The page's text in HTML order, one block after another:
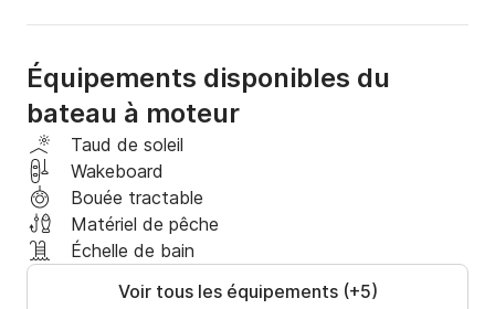
wakeboard, une bouée tractée, une sono USB et
AUX, une batterie portable pour charger les
téléphones ou autres, 7 gilets de sauvetage.
Laissez-vous séduire par la liberté de naviguer et
explorez les eaux vastes et captivantes en toute
autonomie.
Amarré dans le prestigieux port au centre de Genève.
Les amateurs de frissons pourront s'essayer au
wakeboard, surfant sur les eaux cristallines avec une
montée d'adrénaline inégalée. Si vous préférez la
Équipements disponibles du
bateau à moteur
Taud de soleil
Wakeboard
Bouée tractable
Matériel de pêche
Échelle de bain
Voir tous les équipements (+5)